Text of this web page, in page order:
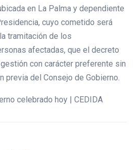
en La Palma y dependiente
cuyo cometido será
tramitación de los
afectadas, que el decreto
con carácter preferente sin
previa del Consejo de Gobierno.
celebrado hoy | CEDIDA